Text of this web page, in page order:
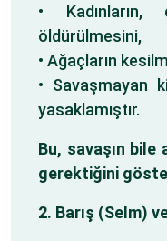
• Kadınların,
öldürülmesini,
• Ağaçların
• Savaşmayan
yasaklamıştır.
Bu, savaşın
gerektiğini
2. Barış (Selm)